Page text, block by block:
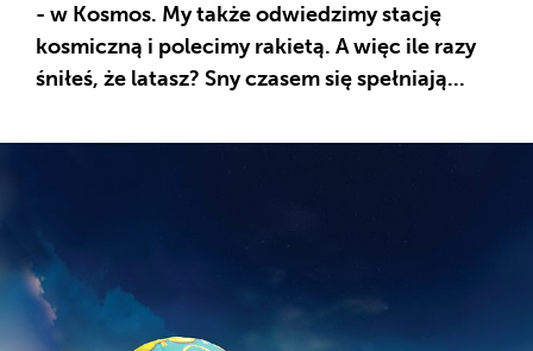
- w Kosmos. My także odwiedzimy stację
kosmiczną i polecimy rakietą. A więc ile razy
śniłeś, że latasz? Sny czasem się spełniają...